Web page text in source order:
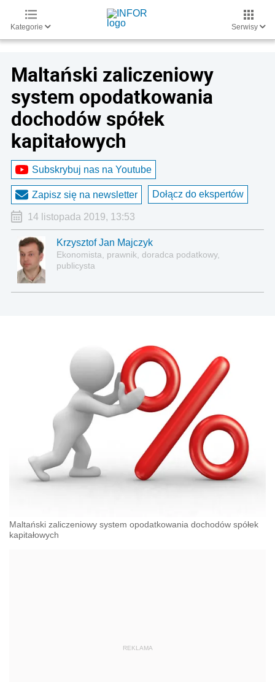
Kategorie Serwisy
Maltański zaliczeniowy
system opodatkowania
dochodów spółek
kapitałowych
Subskrybuj nas na Youtube
Zapisz się na newsletter Dołącz do ekspertów
14 listopada 2019, 13:53
Krzysztof Jan Majczyk
Ekonomista, prawnik, doradca podatkowy,
publicysta
Maltański zaliczeniowy system opodatkowania dochodów spółek
kapitałowych